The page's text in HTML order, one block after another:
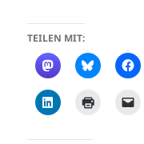
TEILEN MIT: